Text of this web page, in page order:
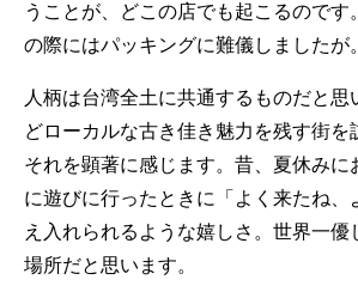
うことが、どこの店でも起こるのです
の際にはパッキングに難儀しましたが。
人柄は台湾全土に共通するものだと思
どローカルな古き佳き魅力を残す街を
それを顕著に感じます。昔、夏休みに
に遊びに行ったときに「よく来たね、
え入れられるような嬉しさ。世界一優
場所だと思います。